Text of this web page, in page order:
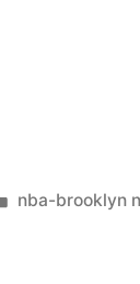
Publicado
nba-brooklyn